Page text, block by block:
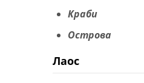
Краби
Острова
Лаос